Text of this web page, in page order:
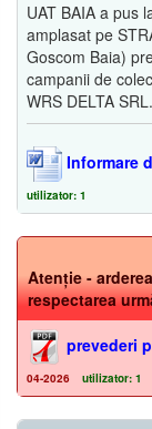
UAT BAIA a pus
amplasat pe
Goscom Baia)
campanii de
WRS DELTA SRL.
Informare
utilizator: 1
Atenție -
respectarea
prevederi
04-2026 utilizator: 1